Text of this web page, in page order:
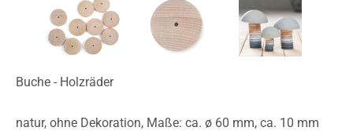
Buche - Holzräder
natur, ohne Dekoration, Maße: ca. ø 60 mm, ca. 10 mm